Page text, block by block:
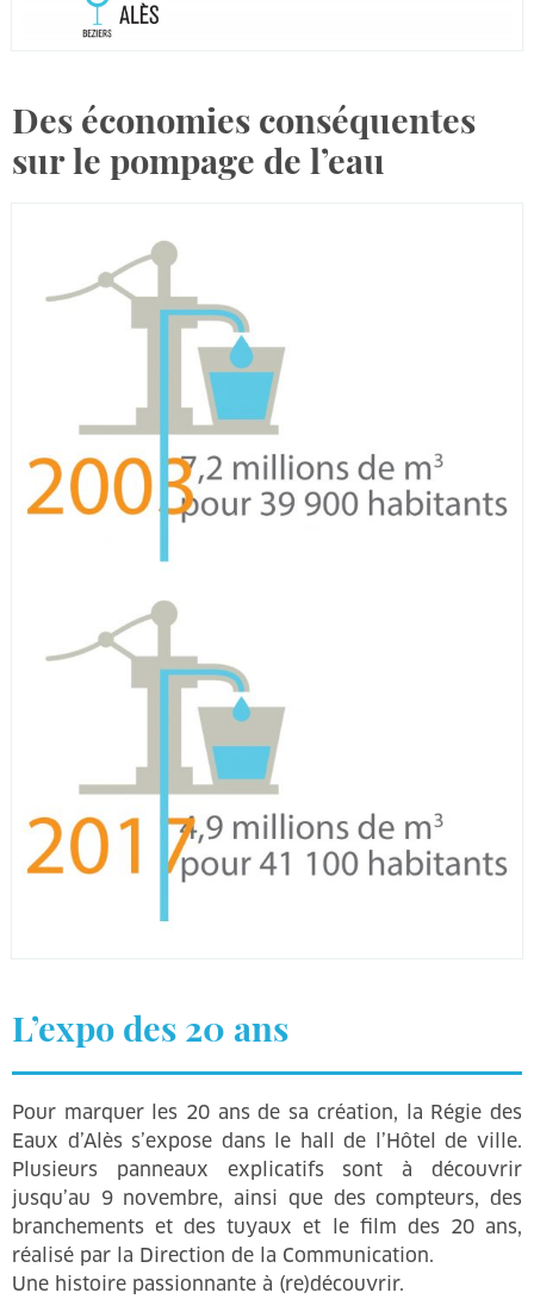
Des économies conséquentes
sur le pompage de l’eau
L’expo des 20 ans
Pour marquer les 20 ans de sa création, la Régie des
Eaux d’Alès s’expose dans le hall de l’Hôtel de ville.
Plusieurs panneaux explicatifs sont à découvrir
jusqu’au 9 novembre, ainsi que des compteurs, des
branchements et des tuyaux et le film des 20 ans,
réalisé par la Direction de la Communication.
Une histoire passionnante à (re)découvrir.